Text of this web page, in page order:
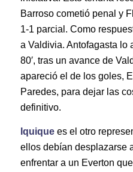
Barroso cometió penal y
1-1 parcial. Como
a Valdivia. Antofagasta lo
80′, tras un avance de
apareció el de los goles,
Paredes, para dejar las
definitivo.
Iquiquees el otro
ellos debían desplazarse
enfrentar a un Everton